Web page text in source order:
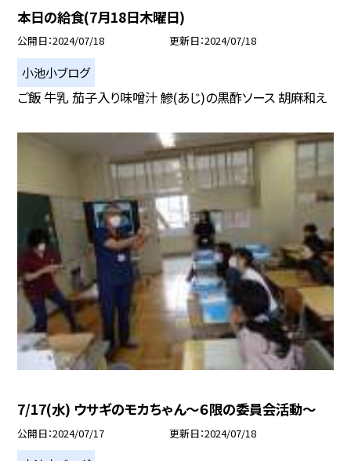
本日の給食(7月18日木曜日)
公開日 2024/07/18 更新日 2024/07/18
小池小ブログ
ご飯 牛乳 茄子入り味噌汁 鰺(あじ)の黒酢ソース 胡麻和え
7/17(水) ウサギのモカちゃん〜６限の委員会活動〜
公開日 2024/07/17 更新日 2024/07/18